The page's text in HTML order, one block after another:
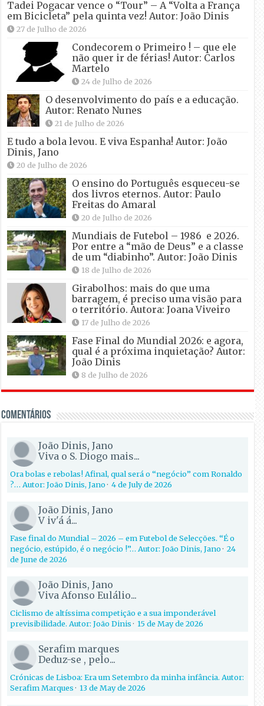
Tadei Pogacar vence o “Tour” – A “Volta a França
em Bicicleta” pela quinta vez! Autor: João Dinis
27 de Julho de 2026
Condecorem o Primeiro ! – que ele
não quer ir de férias! Autor: Carlos
Martelo
24 de Julho de 2026
O desenvolvimento do país e a educação.
Autor: Renato Nunes
21 de Julho de 2026
E tudo a bola levou. E viva Espanha! Autor: João
Dinis, Jano
20 de Julho de 2026
O ensino do Português esqueceu-se
dos livros eternos. Autor: Paulo
Freitas do Amaral
20 de Julho de 2026
Mundiais de Futebol – 1986 e 2026.
Por entre a “mão de Deus” e a classe
de um “diabinho”. Autor: João Dinis
18 de Julho de 2026
Girabolhos: mais do que uma
barragem, é preciso uma visão para
o território. Autora: Joana Viveiro
17 de Julho de 2026
Fase Final do Mundial 2026: e agora,
qual é a próxima inquietação? Autor:
João Dinis
8 de Julho de 2026
Comentários
João Dinis, Jano
Viva o S. Diogo mais...
Ora bolas e rebolas! Afinal, qual será o “negócio” com Ronaldo
?… Autor: João Dinis, Jano·4 de July de 2026
João Dinis, Jano
V iv'á á...
Fase final do Mundial – 2026 – em Futebol de Selecções. “É o
negócio, estúpido, é o negócio !”… Autor: João Dinis, Jano·24
de June de 2026
João Dinis, Jano
Viva Afonso Eulálio...
Ciclismo de altíssima competição e a sua imponderável
previsibilidade. Autor: João Dinis·15 de May de 2026
Serafim marques
Deduz-se , pelo...
Crónicas de Lisboa: Era um Setembro da minha infância. Autor:
Serafim Marques·13 de May de 2026